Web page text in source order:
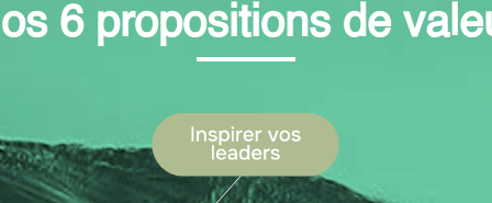
6 propositions de